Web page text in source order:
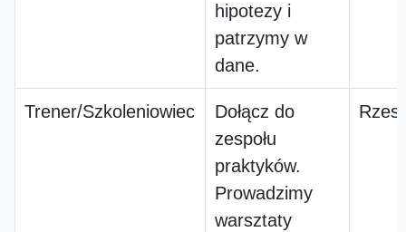
hipotezy i
patrzymy w
dane.
Trener/Szkoleniowiec
Dołącz do
zespołu
praktyków.
Prowadzimy
warsztaty